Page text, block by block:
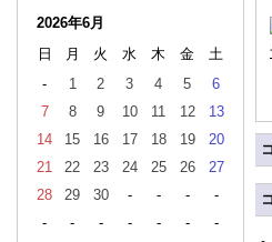
2026年6月
日
月 火 水 木 金
土
-
1 2 3 4 5
6
7
8 9 10 11 12
13
14
15 16 17 18 19
20
21
22 23 24 25 26
27
28
29 30 - - -
-
-
- - - - -
-